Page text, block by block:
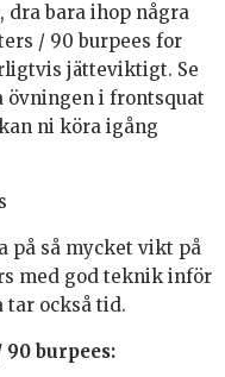
dra bara ihop några
/ 90 burpees for
jätteviktigt. Se
övningen i frontsquat
ni köra igång
på så mycket vikt på
med god teknik inför
tar också tid.
burpees: